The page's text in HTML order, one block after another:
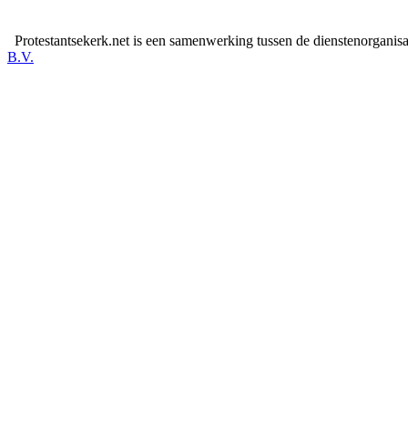
Protestantsekerk.net is een samenwerking tussen de
B.V.